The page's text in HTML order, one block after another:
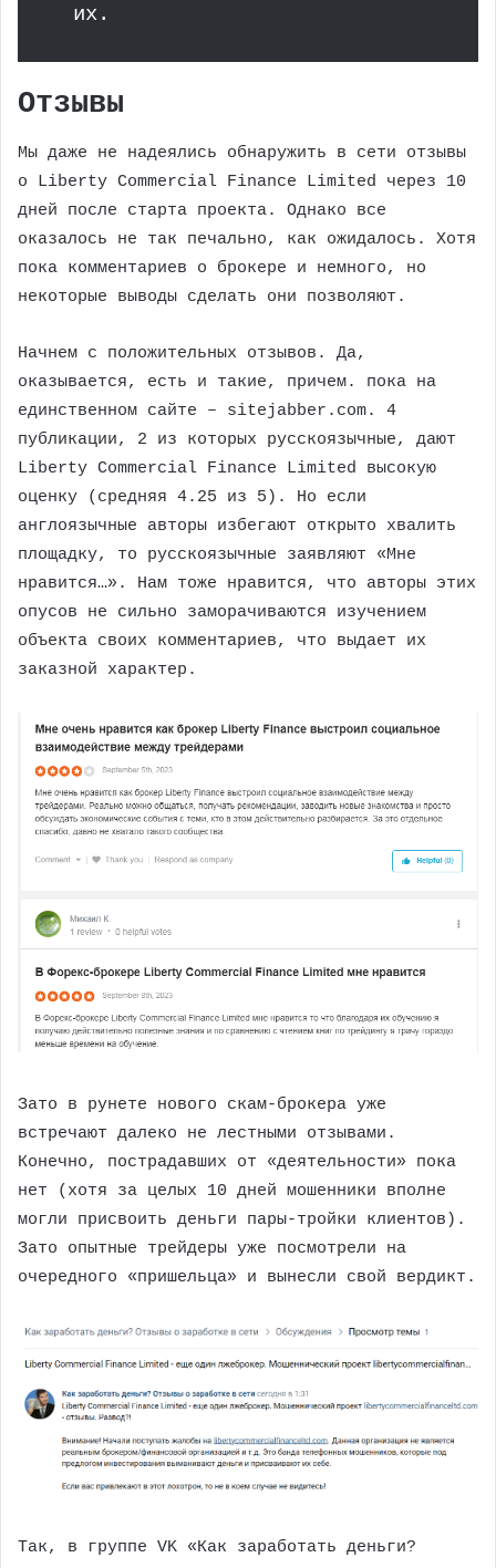
их.
Отзывы
Мы даже не надеялись обнаружить в сети отзывы
о Liberty Commercial Finance Limited через 10
дней после старта проекта. Однако все
оказалось не так печально, как ожидалось. Хотя
пока комментариев о брокере и немного, но
некоторые выводы сделать они позволяют.
Начнем с положительных отзывов. Да,
оказывается, есть и такие, причем. пока на
единственном сайте – sitejabber.com. 4
публикации, 2 из которых русскоязычные, дают
Liberty Commercial Finance Limited высокую
оценку (средняя 4.25 из 5). Но если
англоязычные авторы избегают открыто хвалить
площадку, то русскоязычные заявляют «Мне
нравится…». Нам тоже нравится, что авторы этих
опусов не сильно заморачиваются изучением
объекта своих комментариев, что выдает их
заказной характер.
Зато в рунете нового скам-брокера уже
встречают далеко не лестными отзывами.
Конечно, пострадавших от «деятельности» пока
нет (хотя за целых 10 дней мошенники вполне
могли присвоить деньги пары-тройки клиентов).
Зато опытные трейдеры уже посмотрели на
очередного «пришельца» и вынесли свой вердикт.
Так, в группе VK «Как заработать деньги?